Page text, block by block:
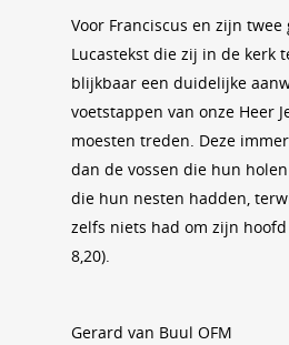
Voor Franciscus en zijn twee
Lucastekst die zij in de kerk
blijkbaar een duidelijke
voetstappen van onze Heer
moesten treden. Deze
dan de vossen die hun
die hun nesten hadden,
zelfs niets had om zijn
8,20).
Gerard van Buul OFM